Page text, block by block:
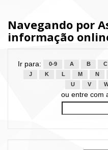
Navegando por
informação
Ir para: 0-9 A B C
J
K L M N
U
V
ou entre com